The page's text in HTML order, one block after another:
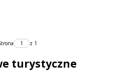
z 1
turystyczne